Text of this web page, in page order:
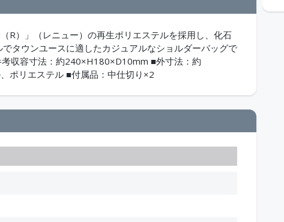
R）」（レニュー）の再生ポリエステルを採用し、化石
タウンユースに適したカジュアルなショルダーバッグで
収容寸法：約240×H180×D10mm ■外寸法：約
ポリエステル ■付属品：中仕切り×2